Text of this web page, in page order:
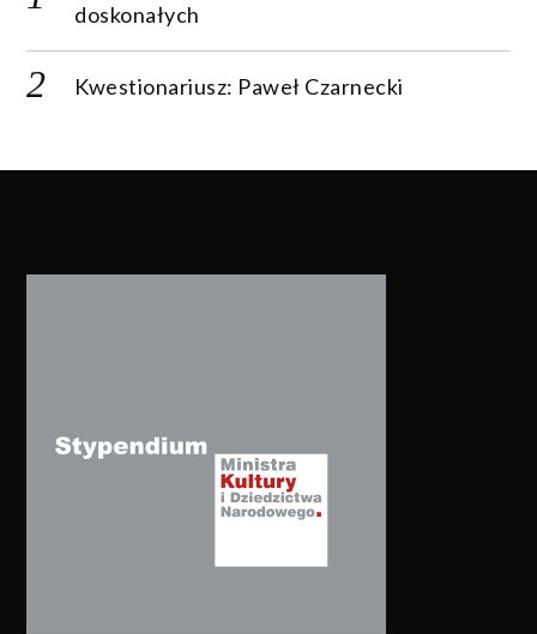
doskonałych
Kwestionariusz: Paweł Czarnecki